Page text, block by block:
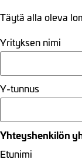
Täytä alla oleva
Yrityksen nimi
Y-tunnus
Yhteyshenkilön
Etunimi